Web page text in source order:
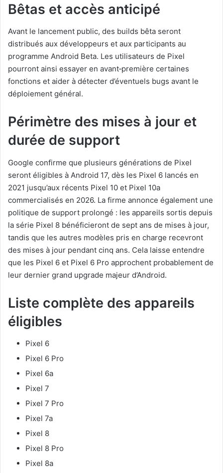
Bêtas et accès anticipé
Avant le lancement public, des builds bêta seront
distribués aux développeurs et aux participants au
programme Android Beta. Les utilisateurs de Pixel
pourront ainsi essayer en avant‑première certaines
fonctions et aider à détecter d’éventuels bugs avant le
déploiement général.
Périmètre des mises à jour et
durée de support
Google confirme que plusieurs générations de Pixel
seront éligibles à Android 17, dès les Pixel 6 lancés en
2021 jusqu’aux récents Pixel 10 et Pixel 10a
commercialisés en 2026. La firme annonce également une
politique de support prolongé : les appareils sortis depuis
la série Pixel 8 bénéficieront de sept ans de mises à jour,
tandis que les autres modèles pris en charge recevront
des mises à jour pendant cinq ans. Cela laisse entendre
que les Pixel 6 et Pixel 6 Pro approchent probablement de
leur dernier grand upgrade majeur d’Android.
Liste complète des appareils
éligibles
Pixel 6
Pixel 6 Pro
Pixel 6a
Pixel 7
Pixel 7 Pro
Pixel 7a
Pixel 8
Pixel 8 Pro
Pixel 8a